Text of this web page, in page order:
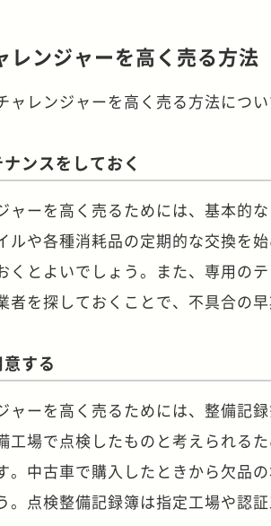
レンジャーを高く売る方法
ャレンジャーを高く売る方法につい
ンスをしておく
ャーを高く売るためには、基本的
ルや各種消耗品の定期的な交換を
くとよいでしょう。また、専用の
者を探しておくことで、不具合の
する
ャーを高く売るためには、整備記
工場で点検したものと考えられる
。中古車で購入したときから欠品
。点検整備記録簿は指定工場や認